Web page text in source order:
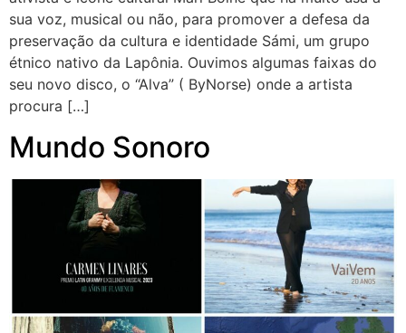
sua voz, musical ou não, para promover a defesa da
preservação da cultura e identidade Sámi, um grupo
étnico nativo da Lapônia. Ouvimos algumas faixas do
seu novo disco, o “Alva” ( ByNorse) onde a artista
procura […]
Mundo Sonoro